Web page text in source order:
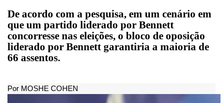
De acordo com a pesquisa, em um cenário em
que um partido liderado por Bennett
concorresse nas eleições, o bloco de oposição
liderado por Bennett garantiria a maioria de
66 assentos.
Por MOSHE COHEN